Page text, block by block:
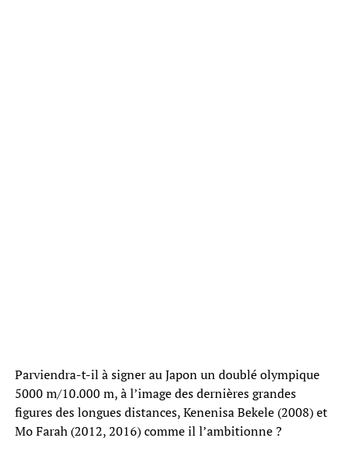
Parviendra-t-il à signer au Japon un doublé olympique
5000 m/10.000 m, à l’image des dernières grandes
figures des longues distances, Kenenisa Bekele (2008) et
Mo Farah (2012, 2016) comme il l’ambitionne ?